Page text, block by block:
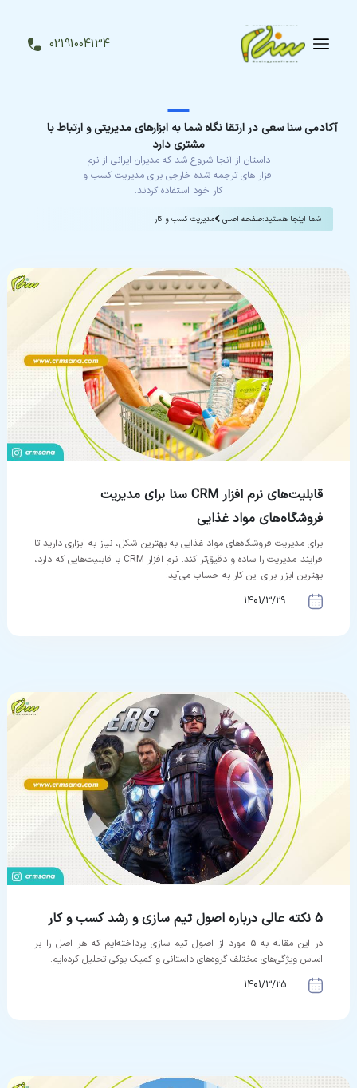
آر
سنا
آکادمی
CRM
سنا
درخواست
نمایندگی
|
نام
02191004134
آکادمی سنا سعی در ارتقا نگاه شما به ابزارهای مدیریتی و ارتباط با
مشتری دارد
داستان از آنجا شروع شد که مدیران ایرانی از نرم
افزار های ترجمه شده خارجی برای مدیریت کسب و
کار خود استفاده کردند.
شما اینجا هستید:صفحه اصلی مدیریت کسب و کار
قابلیت‌های نرم افزار CRM سنا برای مدیریت
فروشگاه‌های مواد غذایی
برای مدیریت فروشگاه‌های مواد غذایی به بهترین شکل، نیاز به ابزاری دارید تا
فرایند مدیریت را ساده و دقیق‌تر کند. نرم افزار CRM با قابلیت‌هایی که دارد،
بهترین ابزار برای این کار به حساب می‌آید.
1401/3/29
5 نکته عالی درباره اصول تیم سازی و رشد کسب و کار
در این مقاله به 5 مورد از اصول تیم سازی پرداخته‌ایم که هر اصل را بر
اساس ویژگی‌های مختلف گروه‌های داستانی و کمیک بوکی تحلیل کرده‌ایم.
1401/3/25